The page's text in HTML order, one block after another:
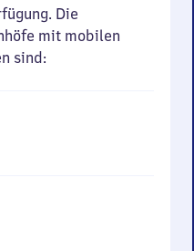
Die
mit mobilen
sind: